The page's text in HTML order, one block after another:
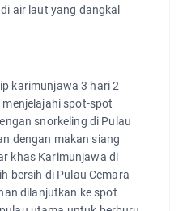
air laut yang dangkal
karimunjawa 3 hari 2
spot-spot
snorkeling di Pulau
dengan makan siang
khas Karimunjawa di
bersih di Pulau Cemara
dilanjutkan ke spot